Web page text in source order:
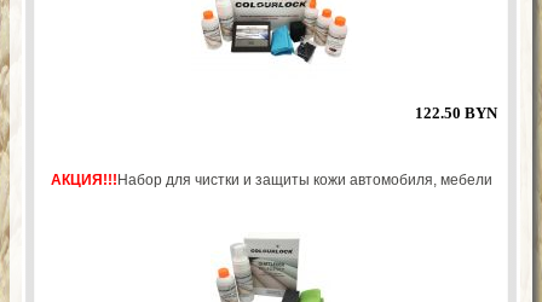
122.50 BYN
АКЦИЯ!!! Набор для чистки и защиты кожи автомобиля, мебели